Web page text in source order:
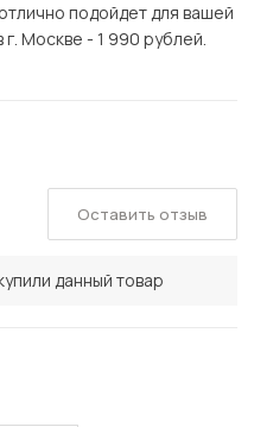
подойдет для вашей
Москве - 1 990 рублей.
данный товар
Оставить отзыв